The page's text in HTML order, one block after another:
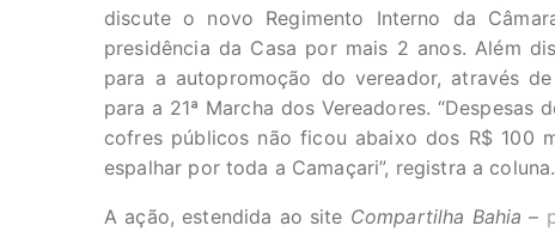
discute o novo Regimento Interno da
presidência da Casa por mais 2 anos. Além
para a autopromoção do vereador, através
para a 21ª Marcha dos Vereadores.
cofres públicos não ficou abaixo dos R$ 100
espalhar por toda a Camaçari”, registra a coluna.
A ação, estendida ao site Compartilha Bahia –